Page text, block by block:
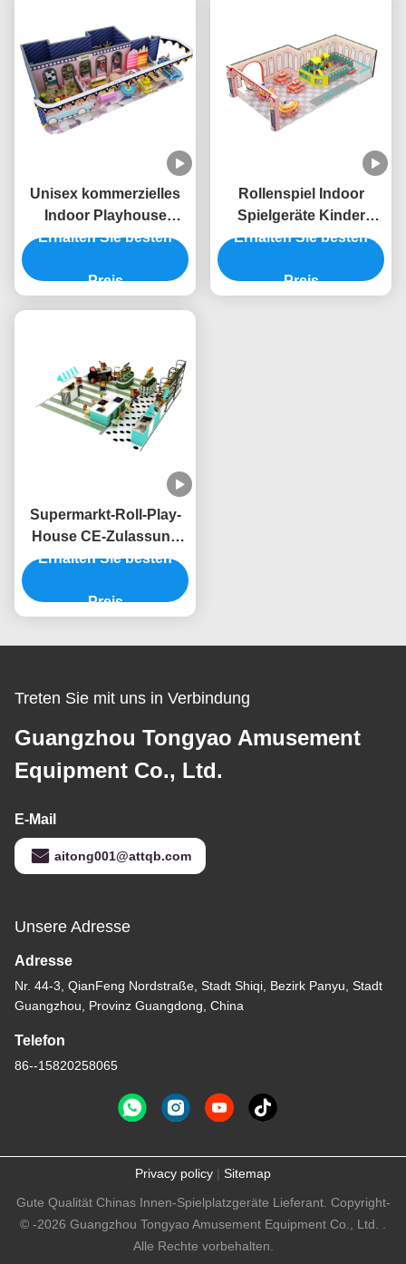
Unisex kommerzielles
Indoor Playhouse
Puzzle Innen
Erhalten Sie besten
Preis
Rollenspiel Indoor
Spielgeräte Kinder
Indoor Spielgeräte
kundenspezifisch
Erhalten Sie besten
Preis
Supermarkt-Roll-Play-
House CE-Zulassung
Innen-Kinder-Spielplatz-
Erhalten Sie besten
Preis
Treten Sie mit uns in Verbindung
Guangzhou Tongyao Amusement
Equipment Co., Ltd.
E-Mail
aitong001@attqb.com
Unsere Adresse
Adresse
Nr. 44-3, QianFeng Nordstraße, Stadt Shiqi, Bezirk Panyu, Stadt
Guangzhou, Provinz Guangdong, China
Telefon
86--15820258065
Privacy policy | Sitemap
Gute Qualität Chinas Innen-Spielplatzgeräte Lieferant. Copyright-
© -2026 Guangzhou Tongyao Amusement Equipment Co., Ltd. .
Alle Rechte vorbehalten.